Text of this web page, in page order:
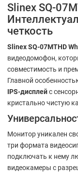
Slinex SQ-
четкость
Slinex SQ-07MTHD
видеодомофон,
совместимость и
Главной
IPS-дисплейс
кристально чистую
Монитор уникален
три формата
подключать к нему
видеокамеры с